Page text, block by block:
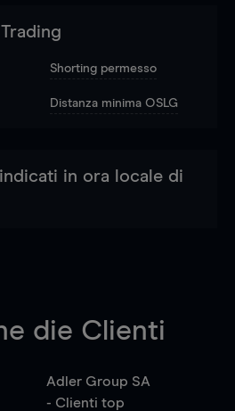
Shorting permesso
Distanza minima OSLG
in ora locale di
die Clienti
Adler Group SA
- Clienti top